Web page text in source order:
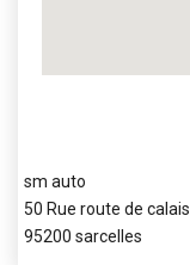
sm auto
50 Rue route de calais
95200 sarcelles